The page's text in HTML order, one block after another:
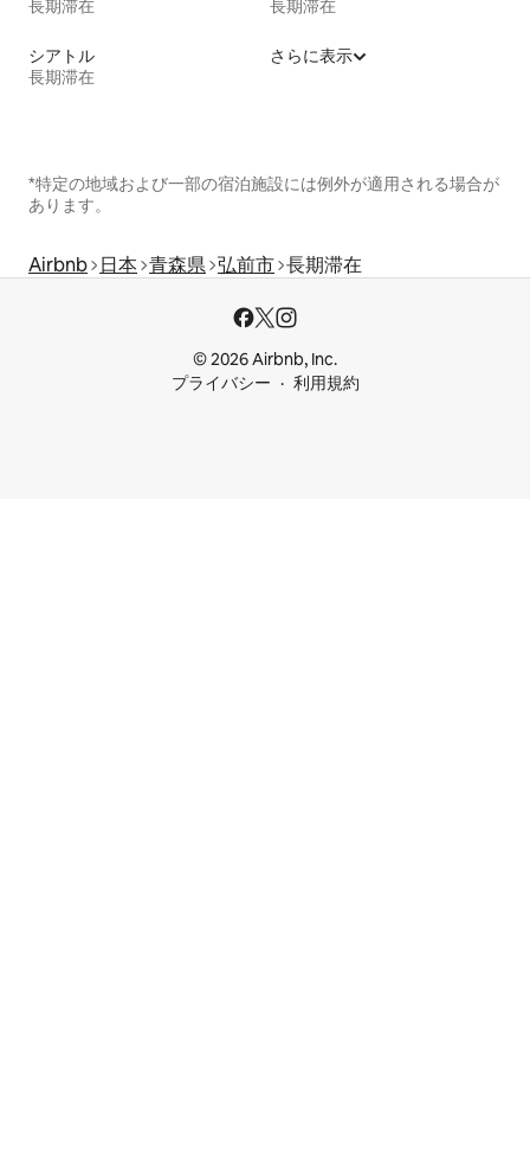
長期滞在 長期滞在
シアトル
長期滞在
さらに表示
*特定の地域および一部の宿泊施設には例外が適用される場合が
あります。
Airbnb 日本 青森県 弘前市 長期滞在
© 2026 Airbnb, Inc.
プライバシー
利用規約